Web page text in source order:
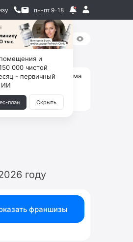
пн-пт 9-18
магазин на Авито, дома
ни склада, зато
тыс. чистыми
↓
году
франшизы
и
000 чистой
- первичный
ИИ
план Скрыть